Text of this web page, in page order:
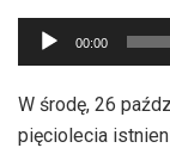
Odtwarzacz
plików
dźwiękowych
00:00
W środę, 26
pięciolecia